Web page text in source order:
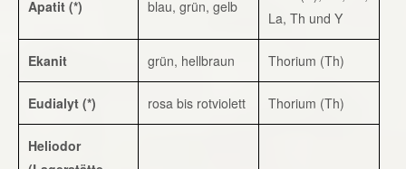
Apatit (*) blau, grün, gelb
La, Th und Y
Ekanit grün, hellbraun Thorium (Th)
Eudialyt (*) rosa bis rotviolett Thorium (Th)
Heliodor